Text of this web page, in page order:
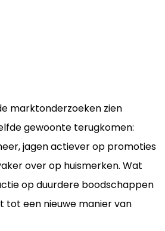
marktonderzoeken zien
gewoonte terugkomen:
jagen actiever op promoties
over op huismerken. Wat
op duurdere boodschappen
tot een nieuwe manier van